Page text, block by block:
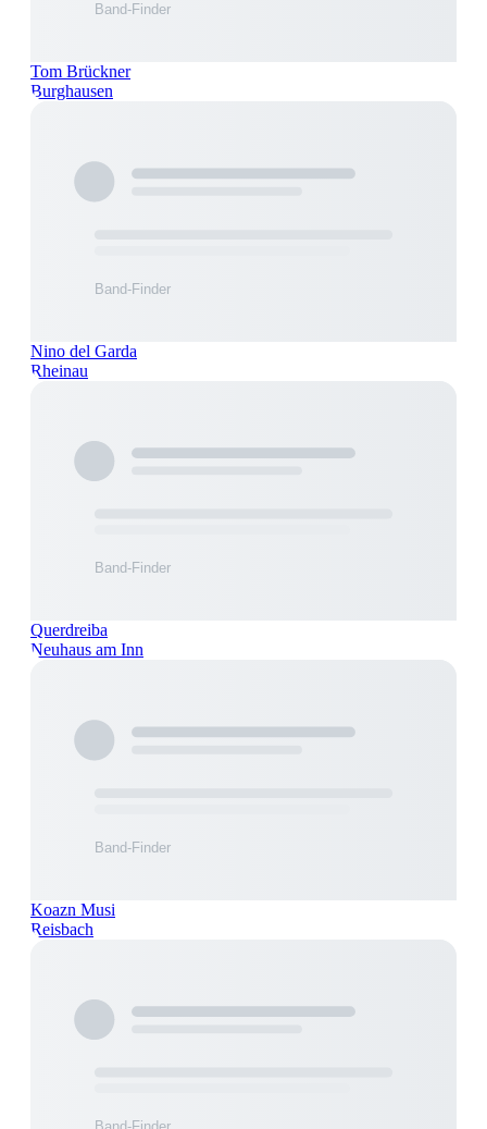
Tom Brückner
Burghausen
Nino del Garda
Rheinau
Querdreiba
Neuhaus am Inn
Koazn Musi
Reisbach